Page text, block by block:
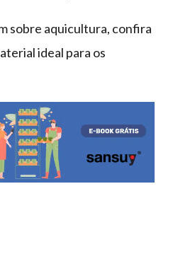
sobre aquicultura, confira
ideal para os